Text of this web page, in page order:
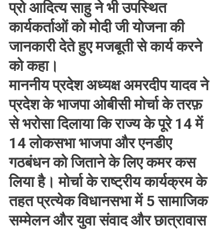
प्रो आदित्य साहु ने भी उपस्थित
कार्यकर्ताओं को मोदी जी योजना की
जानकारी देते हुए मजबूती से कार्य करने
को कहा।
माननीय प्रदेश अध्यक्ष अमरदीप यादव ने
प्रदेश के भाजपा ओबीसी मोर्चा के तरफ़
से भरोसा दिलाया कि राज्य के पूरे 14 में
14 लोकसभा भाजपा और एनडीए
गठबंधन को जिताने के लिए कमर कस
लिया है। मोर्चा के राष्ट्रीय कार्यक्रम के
तहत प्रत्येक विधानसभा में 5 सामाजिक
सम्मेलन और युवा संवाद और छात्रावास